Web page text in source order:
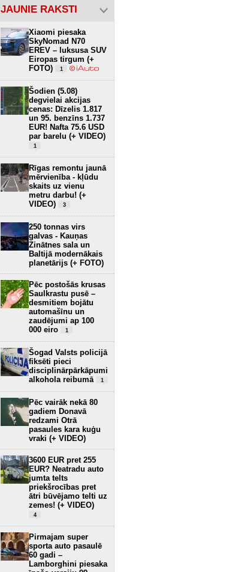
JAUNIE RAKSTI
Xiaomi piesaka
SkyNomad N70
EREV – luksusa SUV
Eiropas tirgum (+
FOTO)
1
Šodien (5.08)
degvielai akcijas
cenas: Dīzelis 1.817
un 95. benzīns 1.737
EUR! Nafta 75.6 USD
par barelu (+ VIDEO)
1
Rīgas remontu jaunā
mērvienība - kļūdu
skaits uz vienu
metru darbu! (+
VIDEO)
3
250 tonnas virs
galvas - Kauņas
Zinātnes sala un
Baltijā modernākais
planetārijs (+ FOTO)
Pēc postošās krusas
Saulkrastu pusē –
desmitiem bojātu
automašīnu un
zaudējumi ap 100
000 eiro
1
Šogad Valsts policijā
fiksēti pieci
disciplinārpārkāpumi
alkohola reibumā
1
Pēc vairāk nekā 80
gadiem Donavā
redzami Otrā
pasaules kara kuģu
vraki (+ VIDEO)
3600 EUR pret 255
EUR? Neatradu auto
jumta telts
priekšrocības pret
ātri būvējamo telti uz
zemes! (+ VIDEO)
4
Pirmajam super
sporta auto pasaulē
60 gadi –
Lamborghini piesaka